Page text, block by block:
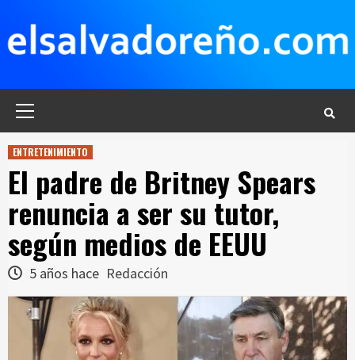
contenido
ENTRETENIMIENTO
El padre de Britney Spears
renuncia a ser su tutor,
según medios de EEUU
5 años hace Redacción